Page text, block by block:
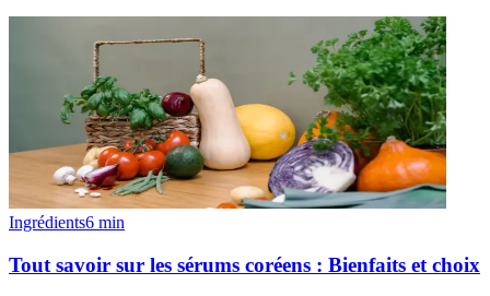
Ingrédients6 min
Tout savoir sur les sérums coréens : Bienfaits et choix